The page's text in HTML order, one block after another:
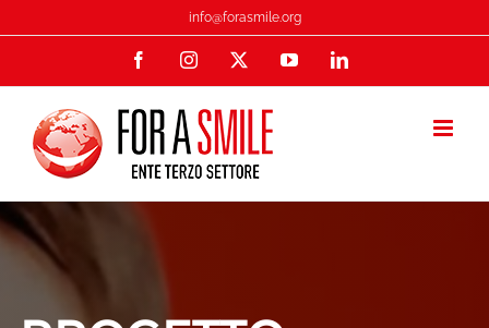
info@forasmile.org
FacebookInstagram YouTubeLinkedIn